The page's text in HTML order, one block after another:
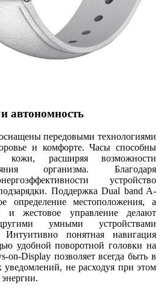
автономность
передовыми технологиями
и комфорте. Часы способны
кожи, расширяя возможности
организма. Благодаря
устройство
Поддержка Dual band A-
определение местоположения, а
и жестовое управление делают
умными устройствами
понятная навигация
удобной поворотной головки на
Display позволяет всегда быть в
не расходуя при этом
энергии.